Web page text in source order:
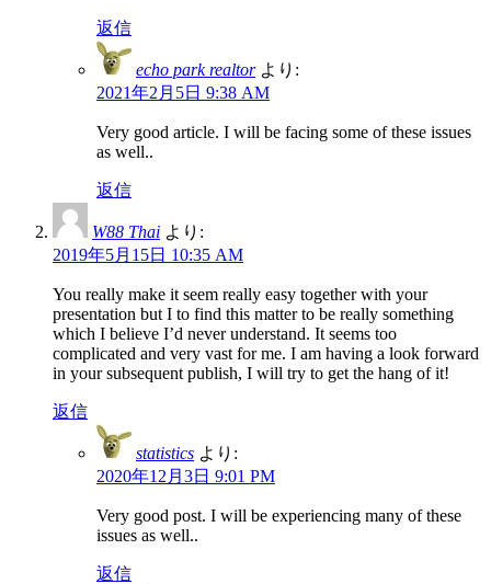
返信
echo park realtor より:
2021年2月5日 9:38 AM
Very good article. I will be facing some of these issues
as well..
返信
W88 Thai より:
2019年5月15日 10:35 AM
You really make it seem really easy together with your
presentation but I to find this matter to be really something
which I believe I’d never understand. It seems too
complicated and very vast for me. I am having a look forward
in your subsequent publish, I will try to get the hang of it!
返信
statistics より:
2020年12月3日 9:01 PM
Very good post. I will be experiencing many of these
issues as well..
返信